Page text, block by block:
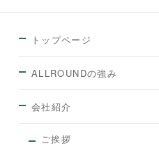
トップページ
ALLROUNDの強み
会社紹介
ご挨拶